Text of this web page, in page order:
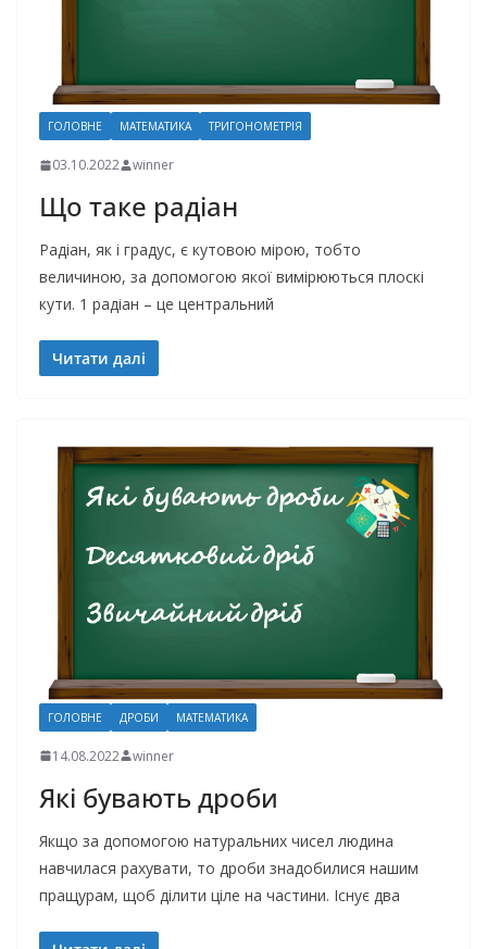
ГОЛОВНЕ МАТЕМАТИКА ТРИГОНОМЕТРІЯ
03.10.2022 winner
Що таке радіан
Радіан, як і градус, є кутовою мірою, тобто
величиною, за допомогою якої вимірюються плоскі
кути. 1 радіан – це центральний
Читати далі
ГОЛОВНЕ ДРОБИ МАТЕМАТИКА
14.08.2022 winner
Які бувають дроби
Якщо за допомогою натуральних чисел людина
навчилася рахувати, то дроби знадобилися нашим
пращурам, щоб ділити ціле на частини. Існує два